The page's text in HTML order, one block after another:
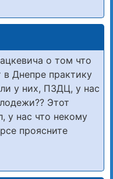
о том что
Днепре практику
у них, ПЗДЦ, у нас
Этот
у нас что некому
проясните